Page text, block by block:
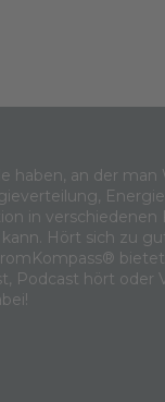
haben, an der man
in verschiedenen
Hört sich zu
Podcast hört oder